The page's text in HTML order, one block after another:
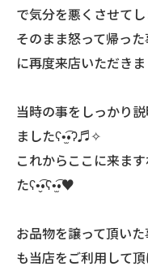
で気分を悪くさせてし
そのまま怒って帰っ
に再度来店いただきま
当時の事をしっかり
ましたʕ•̫͡•ʔ♬✧
これからここに来ま
たʕ•̬͡•ʕ•̫͡•♥
お品物を譲って頂い
も当店をご利用して